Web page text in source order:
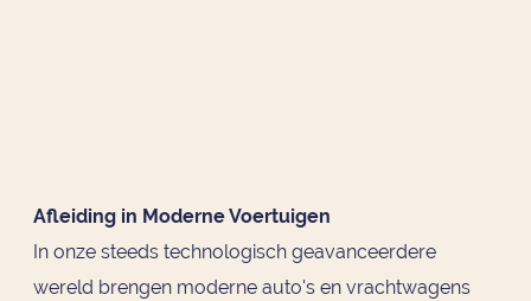
Afleiding in Moderne Voertuigen
In onze steeds technologisch geavanceerdere
wereld brengen moderne auto's en vrachtwagens